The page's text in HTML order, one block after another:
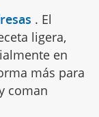
. El
ligera,
en
más para
coman